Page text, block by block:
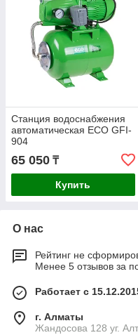
Станция водоснабжения
автоматическая ECO GFI-
904
65 050 ₸
Купить
О нас
Рейтинг не
Менее 5 отзывов за
Работает с
г. Алматы
Жандосова 128 уг.